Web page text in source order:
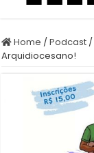
Home /Podcast /
Arquidiocesano!